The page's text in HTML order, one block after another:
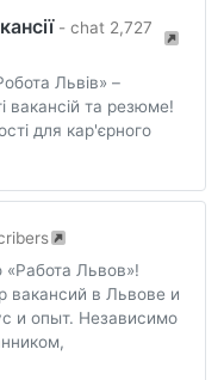
- chat 2,727
Львів» –
вакансій та резюме!
для кар'єрного
Львов»!
вакансий в Львове и
и опыт. Независимо